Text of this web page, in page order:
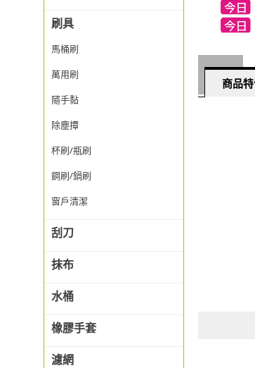
刷具
馬桶刷
萬用刷
隨手黏
除塵撢
杯刷/瓶刷
鋼刷/鍋刷
窗戶清潔
刮刀
抹布
水桶
橡膠手套
濾網
商品